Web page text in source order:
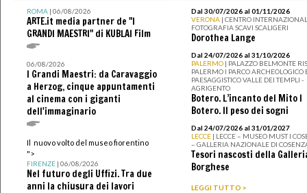
ROMA| 06/08/2026
ARTE.it media partner de "I
GRANDI MAESTRI" di KUBLAI Film
06/08/2026
I Grandi Maestri: da Caravaggio
a Herzog, cinque appuntamenti
al cinema con i giganti
dell'immaginario
Il nuovo volto del museo fiorentino
">
FIRENZE| 06/08/2026
Nel futuro degli Uffizi. Tra due
anni la chiusura dei lavori
Dal 30/07/2026 al 01/11/2026
VERONA | CENTRO
FOTOGRAFIA SCAVI SCALIGERI
Dorothea Lange
Dal 24/07/2026 al 31/10/2026
PALERMO | PALAZZO BELMONTE
PALERMO I PARCO ARCHEOLOGICO
PAESAGGISTICO VALLE DEI TEMPLI -
AGRIGENTO
Botero. L’incanto del Mito I
Botero. Il peso dei sogni
Dal 24/07/2026 al 31/01/2027
LECCE | LECCE – MUSEO MUST I
– GALLERIA NAZIONALE DI
Tesori nascosti della
Borghese
LEGGI TUTTO >